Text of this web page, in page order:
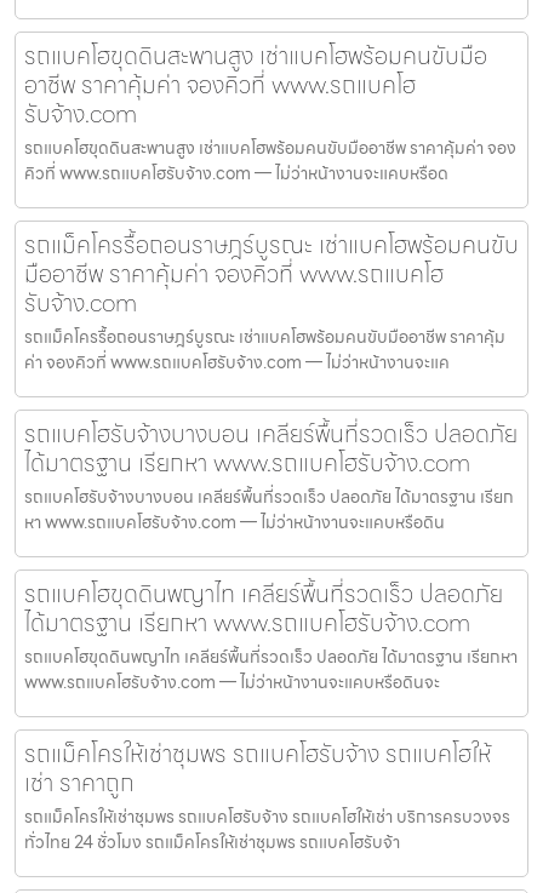
รถแบคโฮขุดดินสะพานสูง เช่าแบคโฮพร้อมคนขับมือ
อาชีพ ราคาคุ้มค่า จองคิวที่ www.รถแบคโฮ
รับจ้าง.com
รถแบคโฮขุดดินสะพานสูง เช่าแบคโฮพร้อมคนขับมืออาชีพ ราคาคุ้มค่า จอง
คิวที่ www.รถแบคโฮรับจ้าง.com — ไม่ว่าหน้างานจะแคบหรือด
รถแม็คโครรื้อถอนราษฎร์บูรณะ เช่าแบคโฮพร้อมคนขับ
มืออาชีพ ราคาคุ้มค่า จองคิวที่ www.รถแบคโฮ
รับจ้าง.com
รถแม็คโครรื้อถอนราษฎร์บูรณะ เช่าแบคโฮพร้อมคนขับมืออาชีพ ราคาคุ้ม
ค่า จองคิวที่ www.รถแบคโฮรับจ้าง.com — ไม่ว่าหน้างานจะแค
รถแบคโฮรับจ้างบางบอน เคลียร์พื้นที่รวดเร็ว ปลอดภัย
ได้มาตรฐาน เรียกหา www.รถแบคโฮรับจ้าง.com
รถแบคโฮรับจ้างบางบอน เคลียร์พื้นที่รวดเร็ว ปลอดภัย ได้มาตรฐาน เรียก
หา www.รถแบคโฮรับจ้าง.com — ไม่ว่าหน้างานจะแคบหรือดิน
รถแบคโฮขุดดินพญาไท เคลียร์พื้นที่รวดเร็ว ปลอดภัย
ได้มาตรฐาน เรียกหา www.รถแบคโฮรับจ้าง.com
รถแบคโฮขุดดินพญาไท เคลียร์พื้นที่รวดเร็ว ปลอดภัย ได้มาตรฐาน เรียกหา
www.รถแบคโฮรับจ้าง.com — ไม่ว่าหน้างานจะแคบหรือดินจะ
รถแม็คโครให้เช่าชุมพร รถแบคโฮรับจ้าง รถแบคโฮให้
เช่า ราคาถูก
รถแม็คโครให้เช่าชุมพร รถแบคโฮรับจ้าง รถแบคโฮให้เช่า บริการครบวงจร
ทั่วไทย 24 ชั่วโมง รถแม็คโครให้เช่าชุมพร รถแบคโฮรับจ้า